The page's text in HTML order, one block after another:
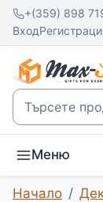
+(359) 898
Вход
Търсене
Меню
Начало